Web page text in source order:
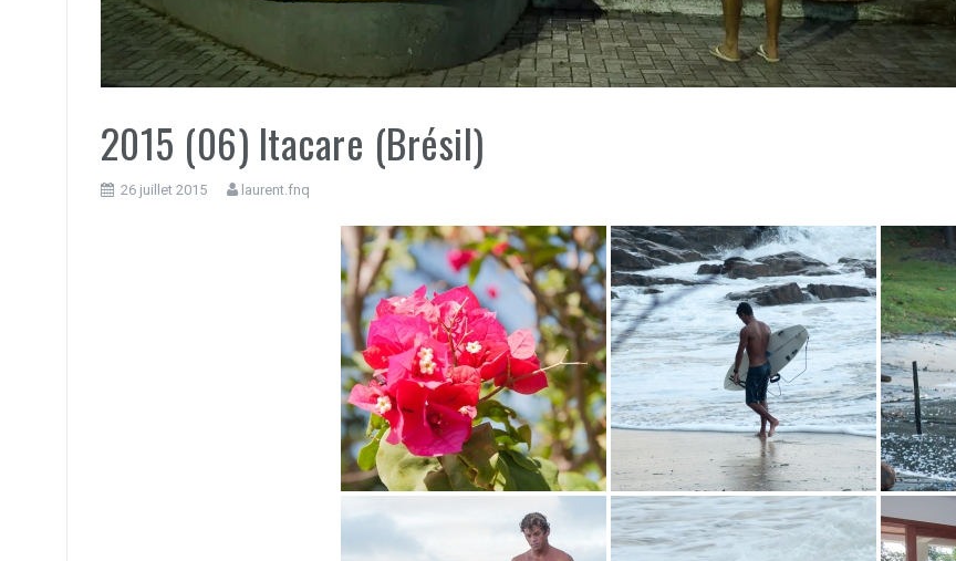
2015 (06) Itacare (Brésil)
26 juillet 2015 laurent.fnq